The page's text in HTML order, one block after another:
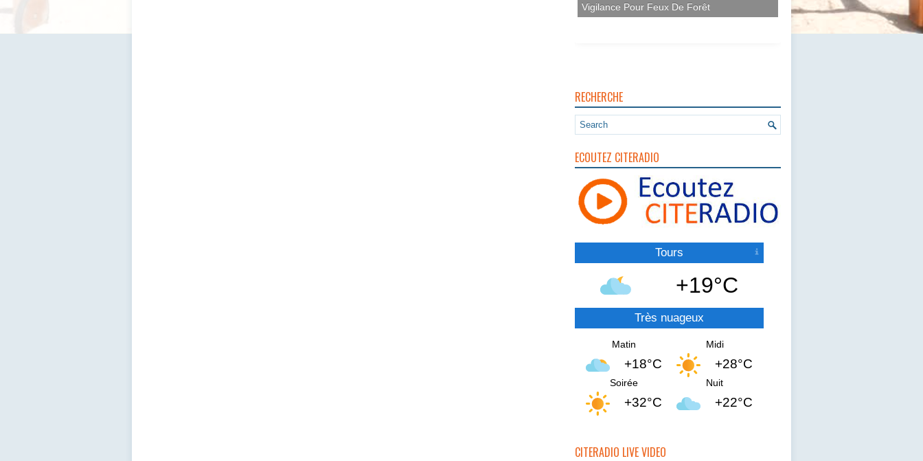
Vigilance Pour Feux De Forêt
RECHERCHE
ECOUTEZ CITERADIO
Tours
+19°C
Très nuageux
Matin
+18°C
Midi
+28°C
Soirée
+32°C
Nuit
+22°C
CITERADIO LIVE VIDEO